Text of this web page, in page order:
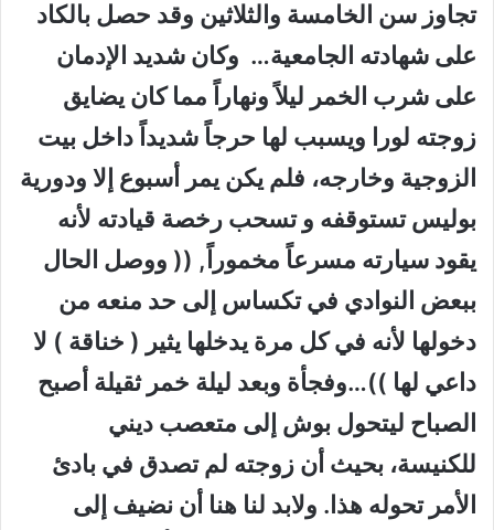
تجاوز سن الخامسة والثلاثين وقد حصل بالكاد
على شهادته الجامعية… وكان شديد الإدمان
على شرب الخمر ليلاً ونهاراً مما كان يضايق
زوجته لورا ويسبب لها حرجاً شديداً داخل بيت
الزوجية وخارجه، فلم يكن يمر أسبوع إلا ودورية
بوليس تستوقفه و تسحب رخصة قيادته لأنه
يقود سيارته مسرعاً مخموراً, (( ووصل الحال
ببعض النوادي في تكساس إلى حد منعه من
دخولها لأنه في كل مرة يدخلها يثير ( خناقة ) لا
داعي لها ))…وفجأة وبعد ليلة خمر ثقيلة أصبح
الصباح ليتحول بوش إلى متعصب ديني
للكنيسة، بحيث أن زوجته لم تصدق في بادئ
الأمر تحوله هذا. ولابد لنا هنا أن نضيف إلى